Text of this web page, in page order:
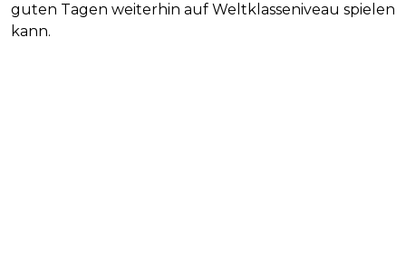
guten Tagen weiterhin auf Weltklasseniveau spielen
kann.